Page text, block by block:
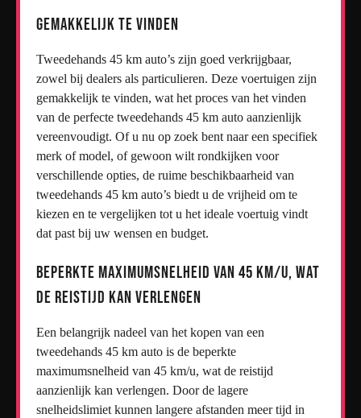
Gemakkelijk te vinden
Tweedehands 45 km auto’s zijn goed verkrijgbaar,
zowel bij dealers als particulieren. Deze voertuigen zijn
gemakkelijk te vinden, wat het proces van het vinden
van de perfecte tweedehands 45 km auto aanzienlijk
vereenvoudigt. Of u nu op zoek bent naar een specifiek
merk of model, of gewoon wilt rondkijken voor
verschillende opties, de ruime beschikbaarheid van
tweedehands 45 km auto’s biedt u de vrijheid om te
kiezen en te vergelijken tot u het ideale voertuig vindt
dat past bij uw wensen en budget.
Beperkte maximumsnelheid van 45 km/u, wat
de reistijd kan verlengen
Een belangrijk nadeel van het kopen van een
tweedehands 45 km auto is de beperkte
maximumsnelheid van 45 km/u, wat de reistijd
aanzienlijk kan verlengen. Door de lagere
snelheidslimiet kunnen langere afstanden meer tijd in